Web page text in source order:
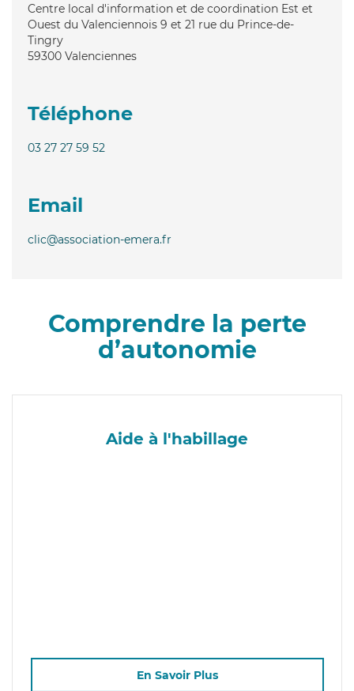
Centre local d'information et de coordination Est et
Ouest du Valenciennois 9 et 21 rue du Prince-de-
Tingry
59300 Valenciennes
Téléphone
03 27 27 59 52
Email
clic@association-emera.fr
Comprendre la perte
d’autonomie
Aide à l'habillage
En Savoir Plus